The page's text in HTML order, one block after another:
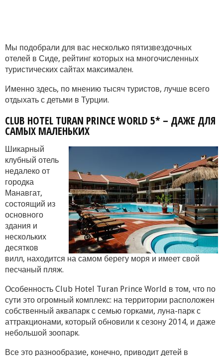
Мы подобрали для вас несколько пятизвездочных
отелей в Сиде, рейтинг которых на многочисленных
туристических сайтах максимален.
Именно здесь, по мнению тысяч туристов, лучше всего
отдыхать с детьми в Турции.
CLUB HOTEL TURAN PRINCE WORLD 5* – ДАЖЕ ДЛЯ
САМЫХ МАЛЕНЬКИХ
Шикарный
клубный отель
недалеко от
городка
Манавгат,
состоящий из
основного
здания и
нескольких
десятков
вилл, находится на самом берегу моря и имеет свой
песчаный пляж.
Особенность Club Hotel Turan Prince World в том, что по
сути это огромный комплекс: на территории расположен
собственный аквапарк с семью горками, луна-парк с
аттракционами, который обновили к сезону 2014, и даже
небольшой зоопарк.
Все это разнообразие, конечно, приводит детей в